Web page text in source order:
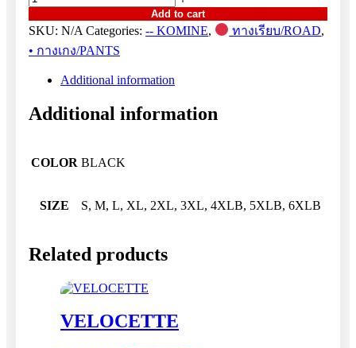
Add to cart
SKU: N/A Categories: -- KOMINE, ทางเรียบ/ROAD,
• กางเกง/PANTS
Additional information
Additional information
COLOR BLACK
SIZE S, M, L, XL, 2XL, 3XL, 4XLB, 5XLB, 6XLB
Related products
VELOCETTE